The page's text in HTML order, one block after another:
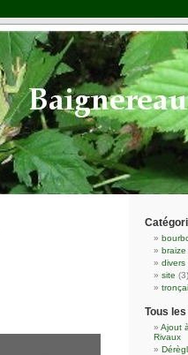
braize
divers
site (3)
Tous
Ajout
Rivaux